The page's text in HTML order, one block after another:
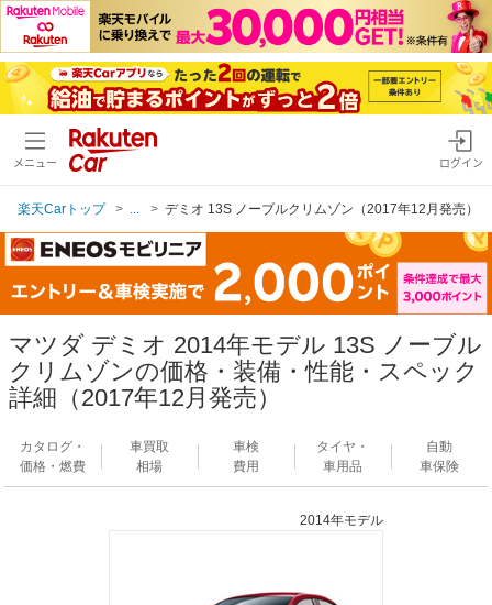
メニュー ログイン
楽天Carトップ デミオ 13S ノーブルクリムゾン（2017年12月発売）
マツダ デミオ 2014年モデル 13S ノーブル
クリムゾンの価格・装備・性能・スペック
詳細（2017年12月発売）
カタログ・
価格・燃費
車買取
相場
車検
費用
タイヤ・
車用品
自動
車保険
2014年モデル